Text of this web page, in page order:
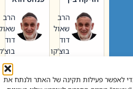
לאפשר פעילות תקינה של האתר ולנתח את
הגדול לעם הרב
שאול
דוד
בוצ'קו
לשמוע קול תורה – מדרש
אליהו: בין
קנאות
הורסת
לקנאות
בונה
הרב
שאול
דוד
בוצ'קו
לשמוע קול